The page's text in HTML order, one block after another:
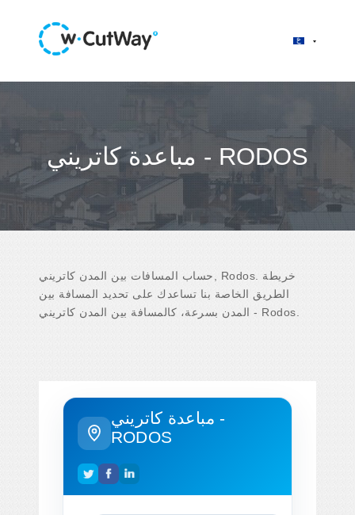
مباعدة كاتريني - RODOS
حساب المسافات بين المدن كاتريني, Rodos. خريطة
الطريق الخاصة بنا تساعدك على تحديد المسافة بين
المدن بسرعة، كالمسافة بين المدن كاتريني - Rodos.
مباعدة كاتريني -
RODOS